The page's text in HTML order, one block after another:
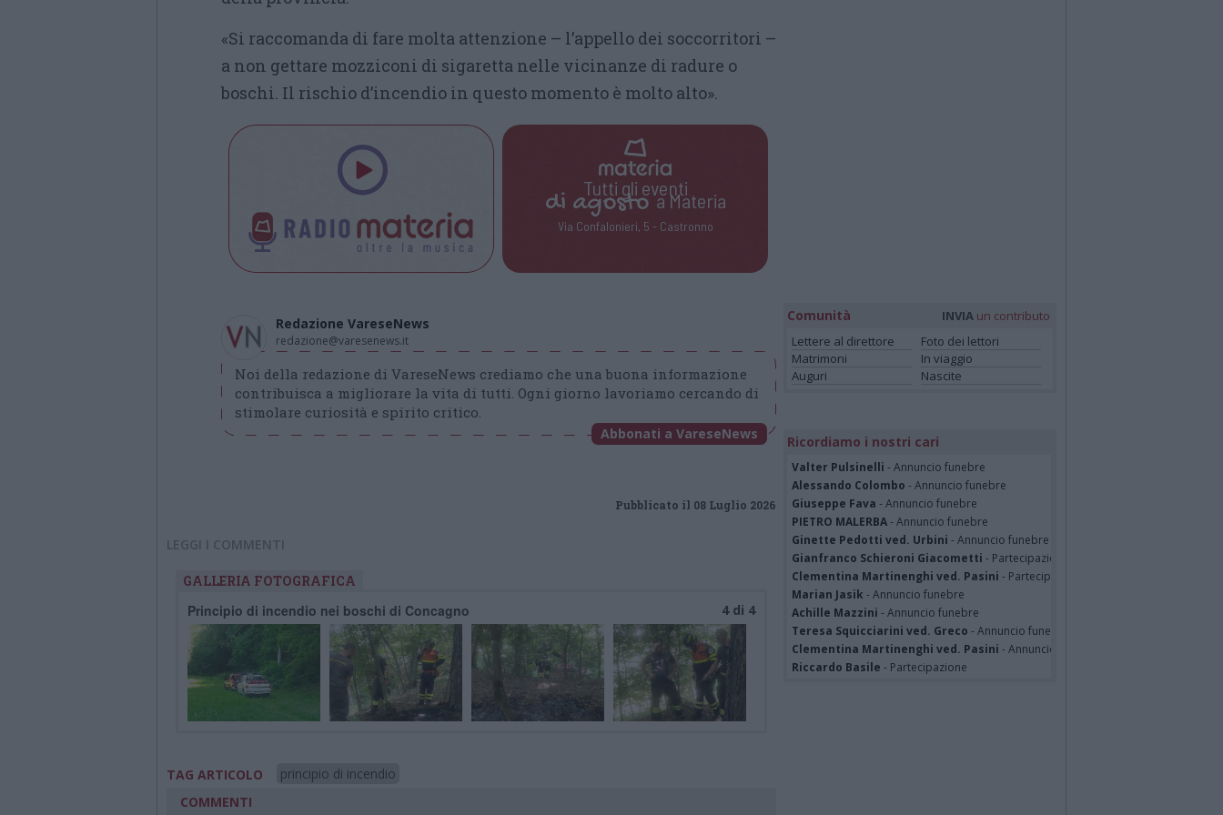
«Si raccomanda di fare molta attenzione – l’appello dei soccorritori –
a non gettare mozziconi di sigaretta nelle vicinanze di radure o
boschi. Il rischio d’incendio in questo momento è molto alto».
Tutti gli eventi
di agostoa Materia
Via Confalonieri, 5 - Castronno
Redazione VareseNews
redazione@varesenews.it
Noi della redazione di VareseNews crediamo che una buona informazione
contribuisca a migliorare la vita di tutti. Ogni giorno lavoriamo cercando di
stimolare curiosità e spirito critico.
Abbonati a VareseNews
Pubblicato il 08 Luglio 2026
LEGGI I COMMENTI
GALLERIA FOTOGRAFICA
Principio di incendio nei boschi di Concagno 4 di 4
TAG ARTICOLO
principio di incendio
COMMENTI
Comunità INVIA un contributo
Lettere al direttore
Foto dei lettori
Matrimoni
In viaggio
Auguri
Nascite
Ricordiamo i nostri cari
Valter Pulsinelli - Annuncio funebre
Alessando Colombo - Annuncio funebre
Giuseppe Fava - Annuncio funebre
PIETRO MALERBA- Annuncio funebre
Ginette Pedotti ved. Urbini - Annuncio funebre
Gianfranco Schieroni Giacometti - Partecipazione
Clementina Martinenghi ved. Pasini - Partecipazione
Marian Jasik - Annuncio funebre
Achille Mazzini - Annuncio funebre
Teresa Squicciarini ved. Greco - Annuncio funebre
Clementina Martinenghi ved. Pasini - Annuncio funebre
Riccardo Basile - Partecipazione